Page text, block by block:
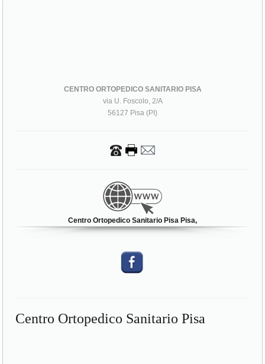
CENTRO ORTOPEDICO SANITARIO PISA
via U. Foscolo, 2/A
56127 Pisa (PI)
Centro Ortopedico Sanitario Pisa Pisa,
Centro Ortopedico Sanitario Pisa